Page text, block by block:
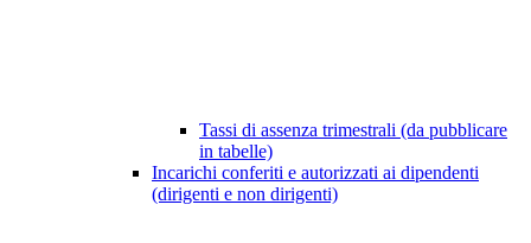
Tassi di assenza trimestrali (da pubblicare
in tabelle)
Incarichi conferiti e autorizzati ai dipendenti
(dirigenti e non dirigenti)